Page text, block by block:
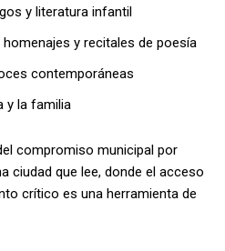
y literatura infantil
y recitales de poesía
contemporáneas
y la familia
compromiso municipal por
ciudad que lee, donde el acceso
crítico es una herramienta de